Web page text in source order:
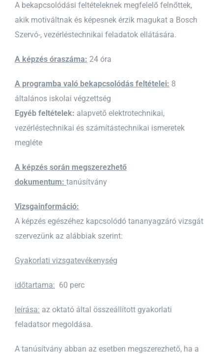
A bekapcsolódási feltételeknek megfelelő felnőttek,
akik motiváltnak és képesnek érzik magukat a Bosch
Szervó-, vezérléstechnikai feladatok ellátására.
A képzés óraszáma: 24 óra
A programba való bekapcsolódás feltételei: 8
általános iskolai végzettség
Egyéb feltételek: alapvető elektrotechnikai,
vezérléstechnikai és számítástechnikai ismeretek
megléte
A képzés során megszerezhető
dokumentum: tanúsítvány
Vizsgainformáció:
A képzés egészéhez kapcsolódó tananyagzáró vizsgát
szervezünk az alábbiak szerint:
Gyakorlati vizsgatevékenység
időtartama: 60 perc
leírása: az oktató által összeállított gyakorlati
feladatsor megoldása.
A tanúsítvány abban az esetben megszerezhető, ha a